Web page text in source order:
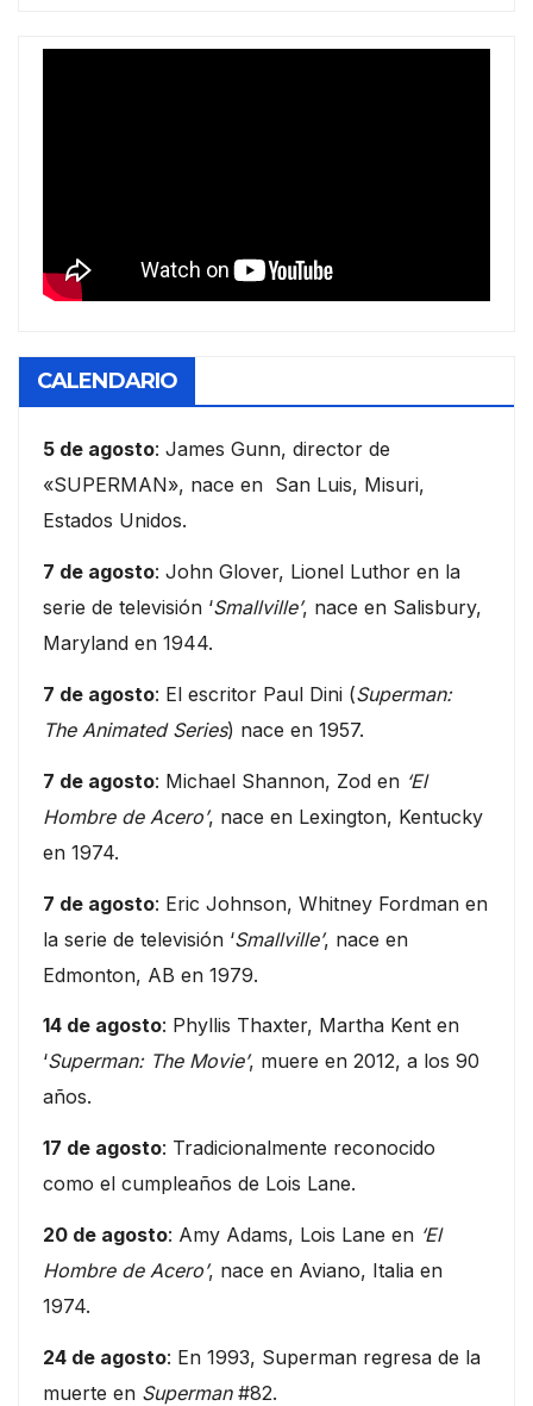
CALENDARIO
5 de agosto: James Gunn, director de
«SUPERMAN», nace en San Luis, Misuri,
Estados Unidos.
7 de agosto: John Glover, Lionel Luthor en la
serie de televisión ‘Smallville’, nace en Salisbury,
Maryland en 1944.
7 de agosto: El escritor Paul Dini (Superman:
The Animated Series) nace en 1957.
7 de agosto: Michael Shannon, Zod en ‘El
Hombre de Acero’, nace en Lexington, Kentucky
en 1974.
7 de agosto: Eric Johnson, Whitney Fordman en
la serie de televisión ‘Smallville’, nace en
Edmonton, AB en 1979.
14 de agosto: Phyllis Thaxter, Martha Kent en
‘Superman: The Movie’, muere en 2012, a los 90
años.
17 de agosto: Tradicionalmente reconocido
como el cumpleaños de Lois Lane.
20 de agosto: Amy Adams, Lois Lane en ‘El
Hombre de Acero’, nace en Aviano, Italia en
1974.
24 de agosto: En 1993, Superman regresa de la
muerte en Superman#82.